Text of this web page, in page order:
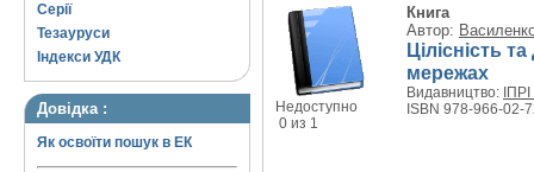
Серії
Тезауруси
Індекси УДК
Довідка :
Як освоїти пошук в ЕК
Недоступно
0 из 1
Книга
Автор:
Цілісність
мережах
Видавництво:
ISBN 978-966-02-